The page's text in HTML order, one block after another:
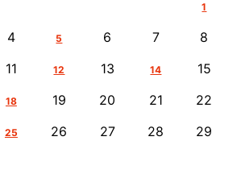
1
4 5 6 7 8
11 12 13 14 15
18 19 20 21
22
25 26 27 28
29